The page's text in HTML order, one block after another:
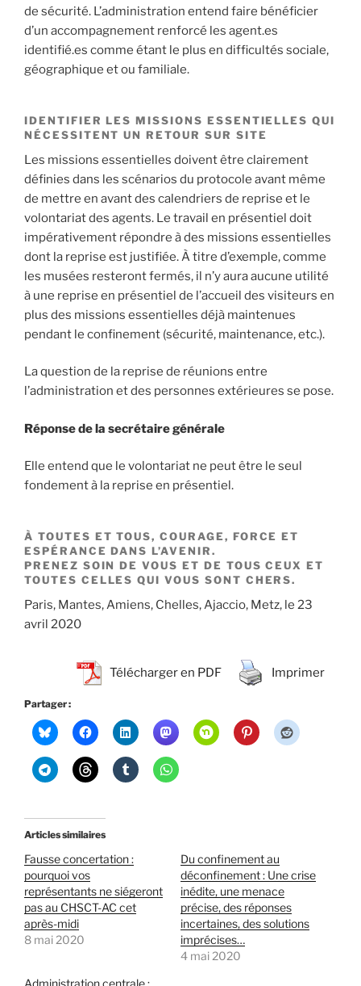
de sécurité. L’administration entend faire bénéficier
d’un accompagnement renforcé les agent.es
identifié.es comme étant le plus en difficultés sociale,
géographique et ou familiale.
IDENTIFIER LES MISSIONS ESSENTIELLES QUI
NÉCESSITENT UN RETOUR SUR SITE
Les missions essentielles doivent être clairement
définies dans les scénarios du protocole avant même
de mettre en avant des calendriers de reprise et le
volontariat des agents. Le travail en présentiel doit
impérativement répondre à des missions essentielles
dont la reprise est justifiée. À titre d’exemple, comme
les musées resteront fermés, il n’y aura aucune utilité
à une reprise en présentiel de l’accueil des visiteurs en
plus des missions essentielles déjà maintenues
pendant le confinement (sécurité, maintenance, etc.).
La question de la reprise de réunions entre
l’administration et des personnes extérieures se pose.
Réponse de la secrétaire générale
Elle entend que le volontariat ne peut être le seul
fondement à la reprise en présentiel.
À TOUTES ET TOUS,COURAGE, FORCE ET
ESPÉRANCE DANS L’AVENIR.
PRENEZ SOIN DE VOUS ET DE TOUS CEUX ET
TOUTES CELLES QUI VOUS SONT CHERS.
Paris, Mantes, Amiens, Chelles, Ajaccio, Metz, le 23
avril 2020
Télécharger en PDF Imprimer
Partager :
Articles similaires
Fausse concertation :
pourquoi vos
représentants ne siégeront
pas au CHSCT-AC cet
après-midi
8 mai 2020
Du confinement au
déconfinement : Une crise
inédite, une menace
précise, des réponses
incertaines, des solutions
imprécises…
4 mai 2020